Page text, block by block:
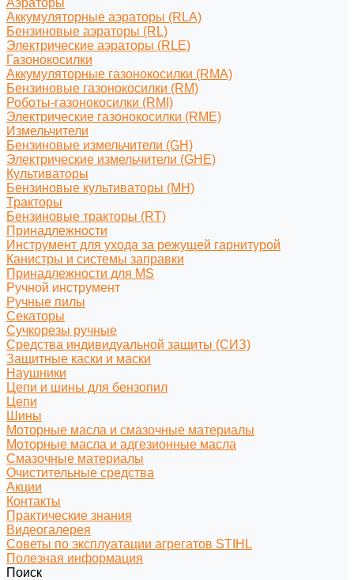
Аэраторы
Аккумуляторные аэраторы (RLA)
Бензиновые аэраторы (RL)
Электрические аэраторы (RLE)
Газонокосилки
Аккумуляторные газонокосилки (RMA)
Бензиновые газонокосилки (RM)
Роботы-газонокосилки (RMI)
Электрические газонокосилки (RME)
Измельчители
Бензиновые измельчители (GH)
Электрические измельчители (GHE)
Культиваторы
Бензиновые культиваторы (MH)
Тракторы
Бензиновые тракторы (RT)
Принадлежности
Инструмент для ухода за режущей гарнитурой
Канистры и системы заправки
Принадлежности для MS
Ручной инструмент
Ручные пилы
Секаторы
Сучкорезы ручные
Средства индивидуальной защиты (СИЗ)
Защитные каски и маски
Наушники
Цепи и шины для бензопил
Цепи
Шины
Моторные масла и смазочные материалы
Моторные масла и адгезионные масла
Смазочные материалы
Очистительные средства
Акции
Контакты
Практические знания
Видеогалерея
Советы по эксплуатации агрегатов STIHL
Полезная информация
Поиск